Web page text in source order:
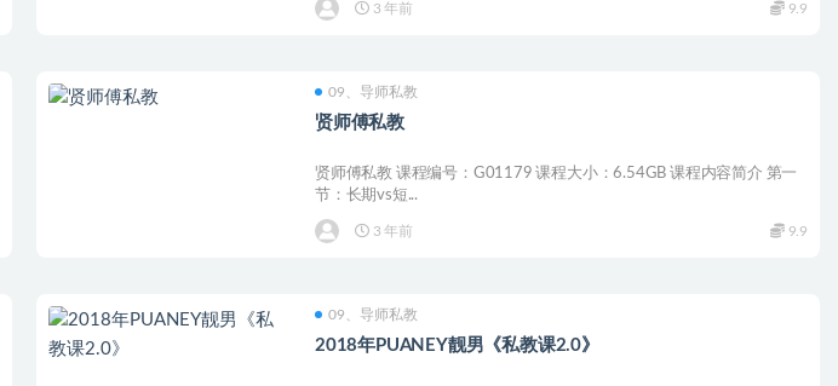
3 年前 9.9
09、导师私教
贤师傅私教
贤师傅私教 课程编号：G01179 课程大小：6.54GB 课程内容简介 第一
节：长期vs短...
3 年前 9.9
09、导师私教
2018年PUANEY靓男《私教课2.0》